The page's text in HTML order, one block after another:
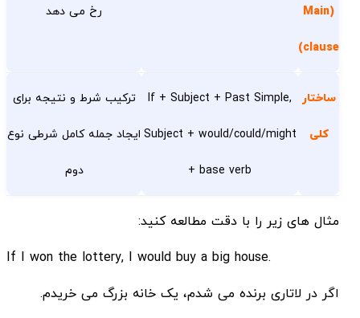
(Main
clause)
رخ می دهد
ساختار
کلی
If + Subject + Past Simple,
Subject + would/could/might
+ base verb
ترکیب شرط و نتیجه برای
ایجاد جمله کامل شرطی نوع
دوم
مثال های زیر را با دقت مطالعه کنید:
.If I won the lottery, I would buy a big house
اگر در لاتاری برنده می شدم، یک خانه بزرگ می خریدم.